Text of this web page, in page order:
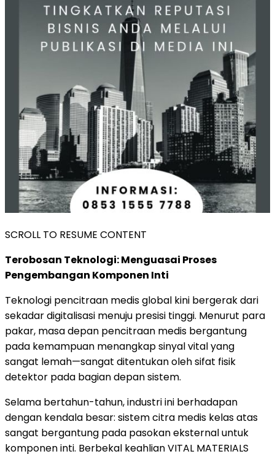
SCROLL TO RESUME CONTENT
Terobosan Teknologi: Menguasai Proses
Pengembangan Komponen Inti
Teknologi pencitraan medis global kini bergerak dari
sekadar digitalisasi menuju presisi tinggi. Menurut para
pakar, masa depan pencitraan medis bergantung
pada kemampuan menangkap sinyal vital yang
sangat lemah—sangat ditentukan oleh sifat fisik
detektor pada bagian depan sistem.
Selama bertahun-tahun, industri ini berhadapan
dengan kendala besar: sistem citra medis kelas atas
sangat bergantung pada pasokan eksternal untuk
komponen inti. Berbekal keahlian VITAL MATERIALS